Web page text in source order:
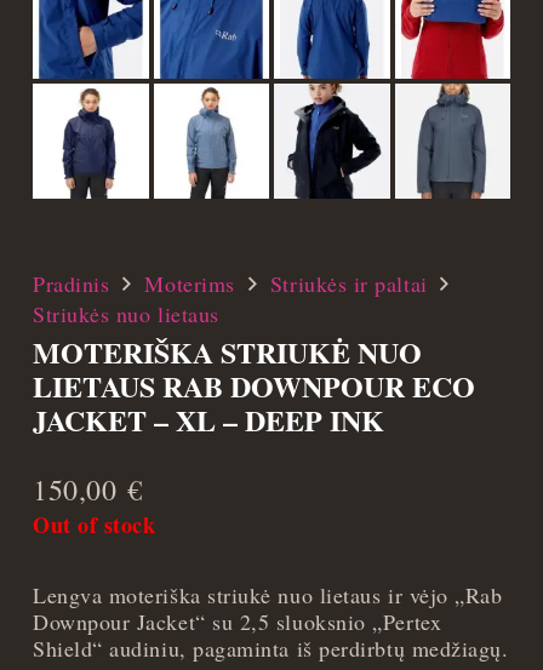
Pradinis Moterims
Striukės ir paltai
Striukės nuo lietaus
MOTERIŠKA STRIUKĖ NUO
LIETAUS RAB DOWNPOUR ECO
JACKET – XL – DEEP INK
150,00 €
Out of stock
Lengva moteriška striukė nuo lietaus ir vėjo „Rab
Downpour Jacket“ su 2,5 sluoksnio „Pertex
Shield“ audiniu, pagaminta iš perdirbtų medžiagų.